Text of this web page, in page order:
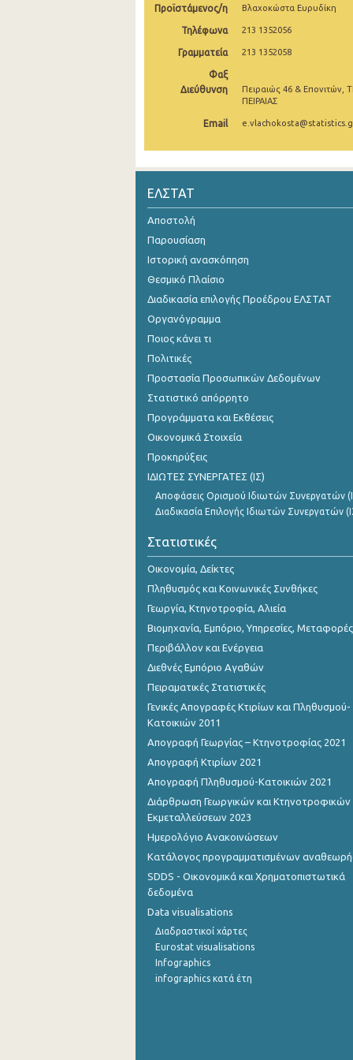
3o Τρίμηνο 2021
2o Τρίμηνο 2021
1o Τρίμηνο 2021
2o Τρίμηνο 2020
1o Τρίμηνο 2020
4o Τρίμηνο 2019
2o Τρίμηνο 2019
1o Τρίμηνο 2019
4o Τρίμηνο 2018
3o Τρίμηνο 2018
2o Τρίμηνο 2018
1o Τρίμηνο 2018
3o Τρίμηνο 2017
2o Τρίμηνο 2017
1o Τρίμηνο 2017
4o Τρίμηνο 2016
3o Τρίμηνο 2016
1o Τρίμηνο 2016
4o Τρίμηνο 2015
3o Τρίμηνο 2015
1o Τρίμηνο 2015
4o Τρίμηνο 2014
3o Τρίμηνο 2014
1o Τρίμηνο 2014
3o Τρίμηνο 2013
2o Τρίμηνο 2013
Προϊστάμενος/η Βλαχοκώστα Ευρυδίκη
Τηλέφωνα 213 1352056
Γραμματεία 213 1352058
Φαξ
Διεύθυνση
Πειραιώς 46 & Επονιτών,
ΠΕΙΡΑΙΑΣ
Email
ΕΛΣΤΑΤ
Αποστολή
Παρουσίαση
Ιστορική ανασκόπηση
Θεσμικό Πλαίσιο
Διαδικασία επιλογής Προέδρου ΕΛΣΤΑΤ
Οργανόγραμμα
Ποιος κάνει τι
Πολιτικές
Προστασία Προσωπικών Δεδομένων
Στατιστικό απόρρητο
Προγράμματα και Εκθέσεις
Οικονομικά Στοιχεία
Προκηρύξεις
ΙΔΙΩΤΕΣ ΣΥΝΕΡΓΑΤΕΣ (ΙΣ)
Αποφάσεις Ορισμού Ιδιωτών Συνεργατών
Διαδικασία Επιλογής Ιδιωτών Συνεργατών
Στατιστικές
Οικονομία, Δείκτες
Πληθυσμός και Κοινωνικές Συνθήκες
Γεωργία, Κτηνοτροφία, Αλιεία
Βιομηχανία, Εμπόριο, Υπηρεσίες, Μεταφορές
Περιβάλλον και Ενέργεια
Διεθνές Εμπόριο Αγαθών
Πειραματικές Στατιστικές
Γενικές Απογραφές Κτιρίων και Πληθυσμού-
Κατοικιών 2011
Απογραφή Γεωργίας – Κτηνοτροφίας 2021
Απογραφή Κτιρίων 2021
Απογραφή Πληθυσμού-Κατοικιών 2021
Διάρθρωση Γεωργικών και Κτηνοτροφικών
Εκμεταλλεύσεων 2023
Ημερολόγιο Ανακοινώσεων
Κατάλογος προγραμματισμένων
SDDS - Οικονομικά και Χρηματοπιστωτικά
δεδομένα
Data visualisations
Διαδραστικοί χάρτες
Eurostat visualisations
Infographics
infographics κατά έτη